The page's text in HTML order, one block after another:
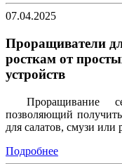
07.04.2025
Проращиватели
росткам от
устройств
Проращивание
позволяющий
для салатов, смузи или
Подробнее